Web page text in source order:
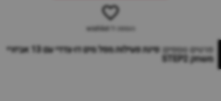
הוספה ל-wishlist
פרטים נוספים: פינת פעילות מפל מים דו-צדדי עם 13 אביזרי
משחק STEP2